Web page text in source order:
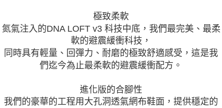
極致柔軟
氮氣注入的DNA LOFT v3 科技中底，我們最完美、最柔
軟的避震緩衝科技，
同時具有輕量、回彈力、耐磨的極致舒適感受，這是我
們迄今為止最柔軟的避震緩衝配方。
進化版的合腳性
我們的豪華的工程用大孔洞透氣網布鞋面，提供穩定的